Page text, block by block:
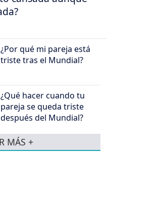
¿Por qué mi pareja está
triste tras el Mundial?
¿Qué hacer cuando tu
pareja se queda triste
después del Mundial?
MÁS +